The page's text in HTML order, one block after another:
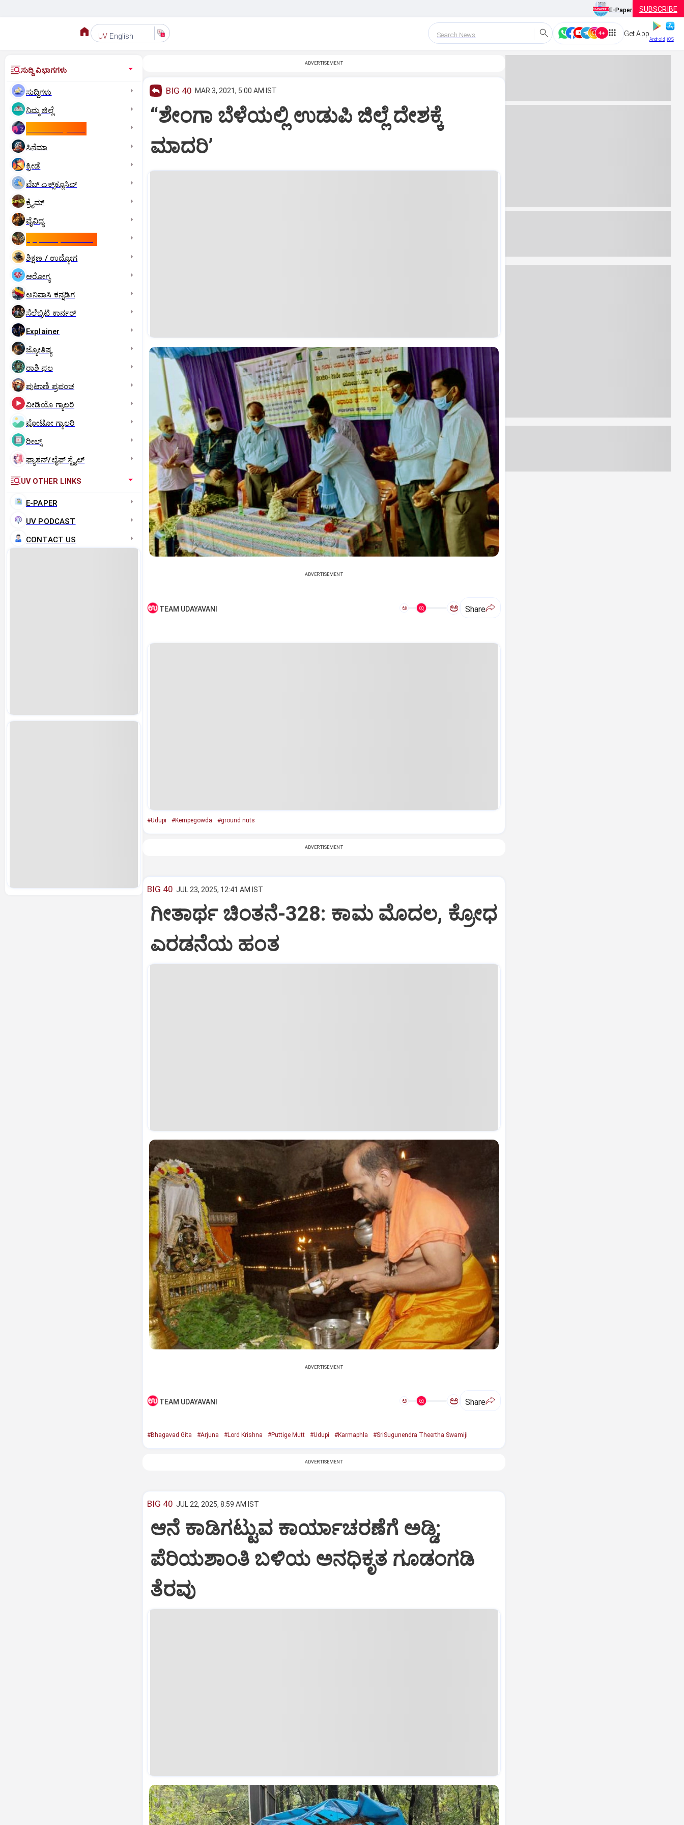
E-Paper SUBSCRIBE
UV English Search News Get App
Android iOS
ಸುದ್ದಿ ವಿಭಾಗಗಳು
ಸುದ್ದಿಗಳು
ನಿಮ್ಮ ಜಿಲ್ಲೆ
ಸಿನೆಮಾ
ಕ್ರೀಡೆ
ವೆಬ್ ಎಕ್ಸ್‌ಕ್ಲೂಸಿವ್
ಕ್ರೈಮ್
ವೈವಿಧ್ಯ
ಶಿಕ್ಷಣ / ಉದ್ಯೋಗ
ಆರೋಗ್ಯ
ಅನಿವಾಸಿ ಕನ್ನಡಿಗ
ಸೆಲೆಬ್ರಿಟಿ ಕಾರ್ನರ್‌
Explainer
ಜ್ಯೋತಿಷ್ಯ
ರಾಶಿ ಫಲ
ಪುಟಾಣಿ ಪ್ರಪಂಚ
ವೀಡಿಯೊ ಗ್ಯಾಲರಿ
ಫೋಟೋ ಗ್ಯಾಲರಿ
ರೀಲ್ಸ್
ಫ್ಯಾಶನ್/ಲೈಫ್‌ ಸ್ಟೈಲ್
UV OTHER LINKS
E-PAPER
UV PODCAST
CONTACT US
ADVERTISEMENT
BIG 40 MAR 3, 2021, 5:00 AM IST
“ಶೇಂಗಾ ಬೆಳೆಯಲ್ಲಿ ಉಡುಪಿ ಜಿಲ್ಲೆ ದೇಶಕ್ಕೆ
ಮಾದರಿ’
ADVERTISEMENT
TEAM UDAYAVANI ಅ ಅ Share
#Udupi #Kempegowda #ground nuts
ADVERTISEMENT
BIG 40 JUL 23, 2025, 12:41 AM IST
ಗೀತಾರ್ಥ ಚಿಂತನೆ-328: ಕಾಮ ಮೊದಲ, ಕ್ರೋಧ
ಎರಡನೆಯ ಹಂತ
ADVERTISEMENT
TEAM UDAYAVANI ಅ ಅ Share
#Bhagavad Gita #Arjuna #Lord Krishna #Puttige Mutt #Udupi #Karmaphla #SriSugunendra Theertha Swamiji
ADVERTISEMENT
BIG 40 JUL 22, 2025, 8:59 AM IST
ಆನೆ ಕಾಡಿಗಟ್ಟುವ ಕಾರ್ಯಾಚರಣೆಗೆ ಅಡ್ಡಿ;
ಪೆರಿಯಶಾಂತಿ ಬಳಿಯ ಅನಧಿಕೃತ ಗೂಡಂಗಡಿ
ತೆರವು